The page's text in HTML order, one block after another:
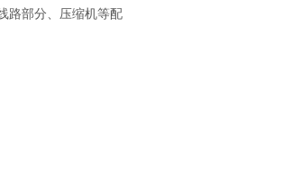
路部分、压缩机等配